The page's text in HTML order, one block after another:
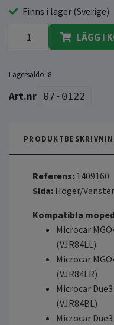
Finns i lager (Sverige)
LÄGG I
Lagersaldo: 8
07-0122
Referens: 1409160
Sida: Höger/Vänster
Kompatibla
Microcar
(VJR84LL)
Microcar
(VJR84LR)
Microcar
(VJR84BL)
Microcar